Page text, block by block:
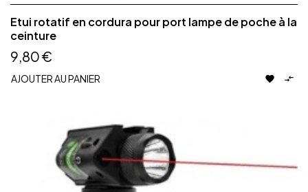
Etui rotatif en cordura pour port lampe de poche à la
ceinture
9,80 €
AJOUTER AU PANIER  